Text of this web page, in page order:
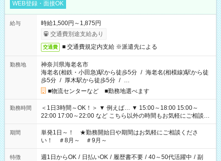
WEB登録・面接OK
給与
時給1,500円～1,875円
交通費別途支給あり
交通費 ■ 交通費規定内支給 ※派遣先による
勤務地
神奈川県海老名市
海老名(相鉄・小田急)駅から徒歩5分 / 海老名(相模線)駅から徒
歩5分 / 厚木駅から徒歩5分 / …
■物流センターなど ■勤務地選べます
勤務時間
＜1日3時間～OK！＞ ▼ 例えば… ▼ 15:00～18:00 15:00～
22:00 17:00～22:00 など こちら以外の時間もお気軽にご相談く
ださい！
期間
単発1日～！ ★勤務開始日や期間はお気軽にご相談くださ
い！ ＃8月～ ＃9月～
特徴 週1日からOK / 日払いOK / 履歴書不要 / 40～50代活躍中 / 副